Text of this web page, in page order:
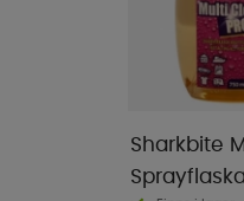
Sharkbite